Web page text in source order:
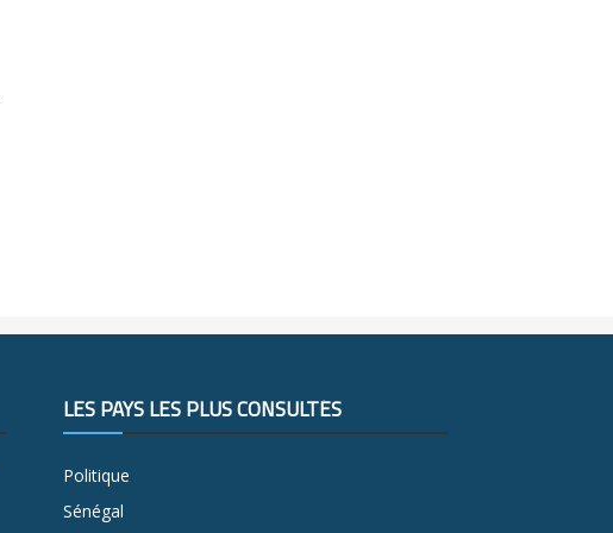
LES PAYS LES PLUS CONSULTÉS
Politique
Sénégal